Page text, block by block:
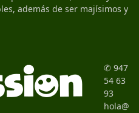
además de ser majísimos y
✆ 947
54 63
93
hola@